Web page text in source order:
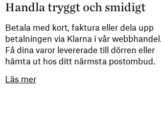
Handla tryggt och smidigt
Betala med kort, faktura eller dela upp
betalningen via Klarna i vår webbhandel.
Få dina varor levererade till dörren eller
hämta ut hos ditt närmsta postombud.
Läs mer